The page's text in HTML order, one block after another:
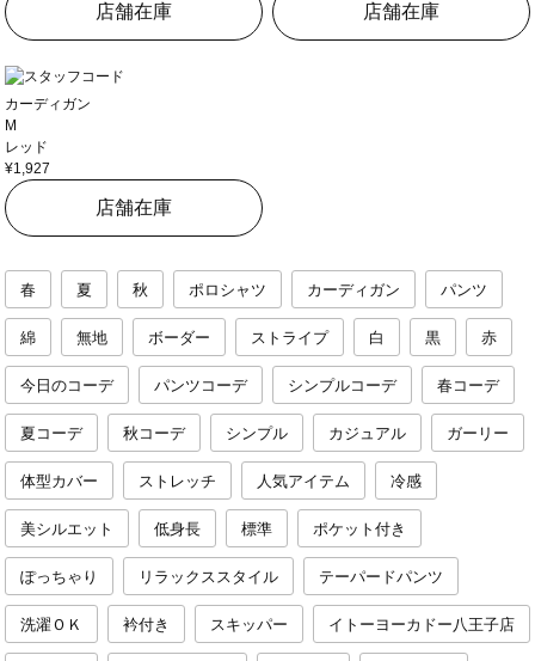
店舗在庫 店舗在庫
カーディガン
M
レッド
¥1,927
店舗在庫
春 夏 秋 ポロシャツ カーディガン パンツ
綿 無地 ボーダー ストライプ 白 黒 赤
今日のコーデ パンツコーデ シンプルコーデ 春コーデ
夏コーデ 秋コーデ シンプル カジュアル ガーリー
体型カバー ストレッチ 人気アイテム 冷感
美シルエット 低身長 標準 ポケット付き
ぽっちゃり リラックススタイル テーパードパンツ
洗濯ＯＫ 衿付き スキッパー イトーヨーカドー八王子店